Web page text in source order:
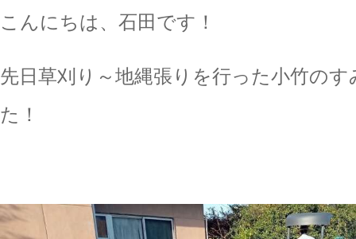
こんにちは、石田です！
先日草刈り～地縄張りを行った小竹の
た！